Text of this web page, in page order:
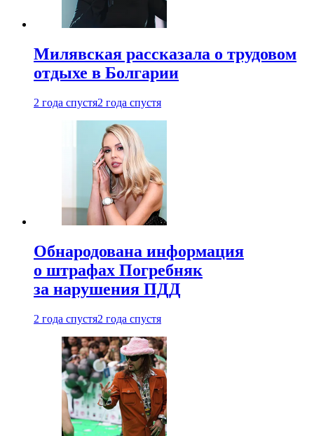
Милявская рассказала о трудовом
отдыхе в Болгарии
2 года спустя2 года спустя
Обнародована информация
о штрафах Погребняк
за нарушения ПДД
2 года спустя2 года спустя